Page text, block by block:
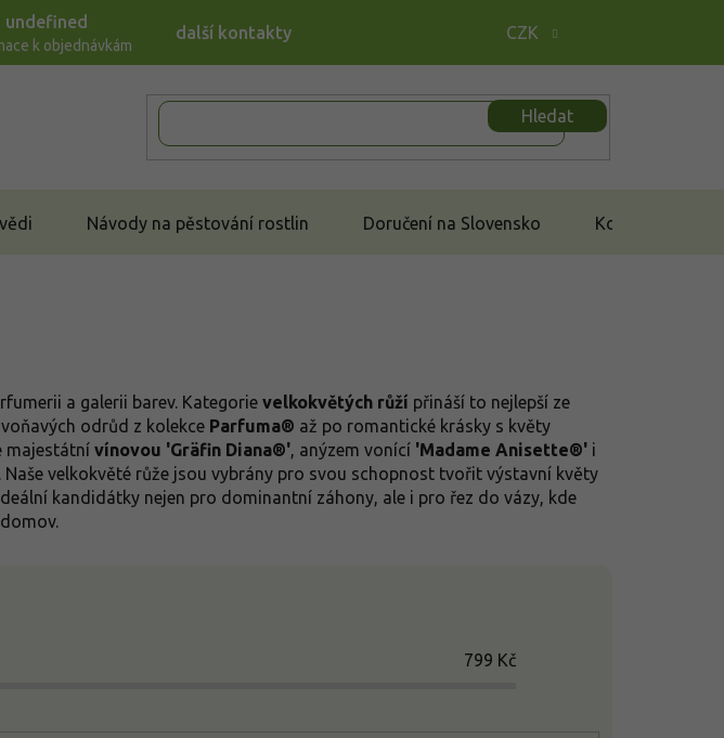
CZK
undefined
k objednávkám
další kontakty
Hledat
Návody na pěstování rostlin Doručení na Slovensko Kontakt
a galerii barev. Kategorie velkokvětých růží přináší to nejlepší ze
odrůd z kolekce Parfuma® až po romantické krásky s květy
majestátní vínovou 'Gräfin Diana®', anýzem vonící 'Madame Anisette®' i
. Naše velkokvěté růže jsou vybrány pro svou schopnost tvořit výstavní květy
kandidátky nejen pro dominantní záhony, ale i pro řez do vázy, kde
799 Kč